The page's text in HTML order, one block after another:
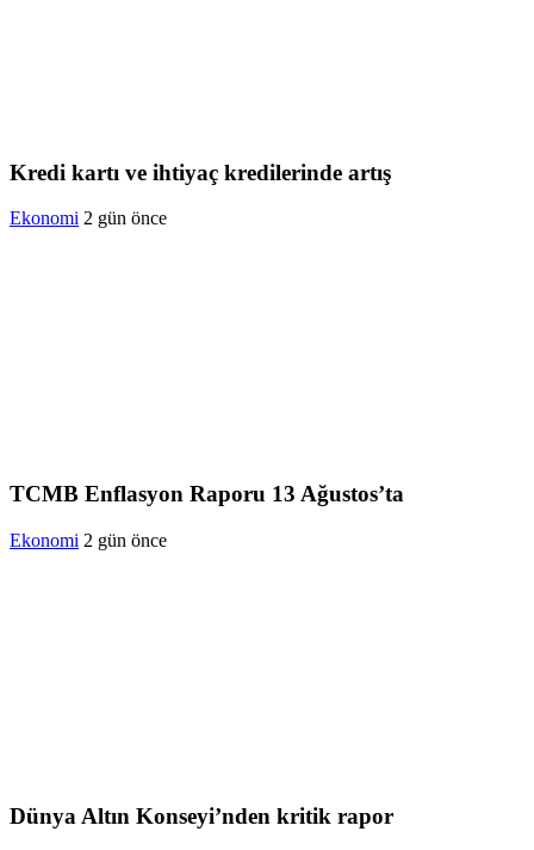
Kredi kartı ve ihtiyaç kredilerinde artış
Ekonomi 2 gün önce
TCMB Enflasyon Raporu 13 Ağustos’ta
Ekonomi 2 gün önce
Dünya Altın Konseyi’nden kritik rapor